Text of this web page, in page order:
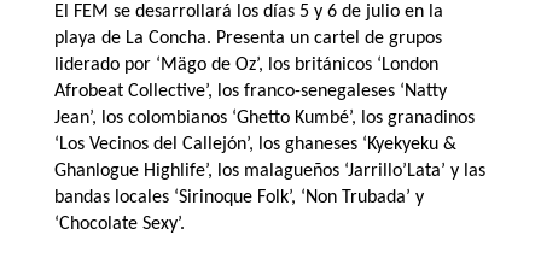
El FEM se desarrollará los días 5 y 6 de julio en la
playa de La Concha. Presenta un cartel de grupos
liderado por ‘Mägo de Oz’, los británicos ‘London
Afrobeat Collective’, los franco-senegaleses ‘Natty
Jean’, los colombianos ‘Ghetto Kumbé’, los granadinos
‘Los Vecinos del Callejón’, los ghaneses ‘Kyekyeku &
Ghanlogue Highlife’, los malagueños ‘Jarrillo’Lata’ y las
bandas locales ‘Sirinoque Folk’, ‘Non Trubada’ y
‘Chocolate Sexy’.